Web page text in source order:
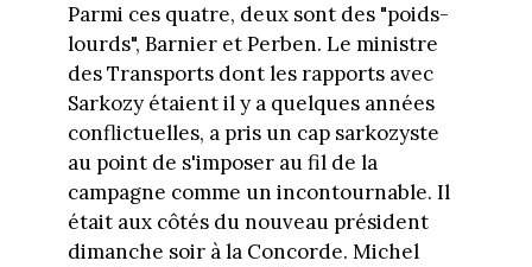
Parmi ces quatre, deux sont des "poids-
lourds", Barnier et Perben. Le ministre
des Transports dont les rapports avec
Sarkozy étaient il y a quelques années
conflictuelles, a pris un cap sarkozyste
au point de s'imposer au fil de la
campagne comme un incontournable. Il
était aux côtés du nouveau président
dimanche soir à la Concorde. Michel